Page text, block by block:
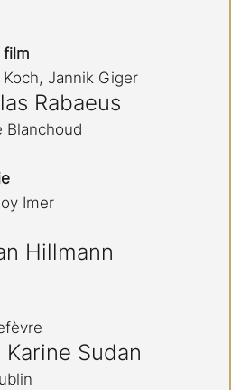
film
Koch, Jannik Giger
Rabaeus
Blanchoud
Imer
Hillmann
Karine Sudan